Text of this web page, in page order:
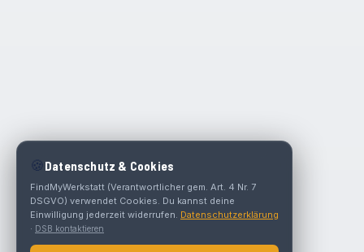
🍪 Datenschutz & Cookies
FindMyWerkstatt (Verantwortlicher gem. Art. 4 Nr. 7
DSGVO) verwendet Cookies. Du kannst deine
Einwilligung jederzeit widerrufen. Datenschutzerklärung
· DSB kontaktieren